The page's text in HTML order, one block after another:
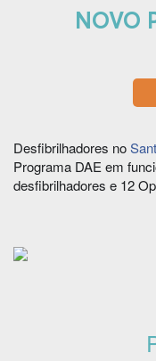
NOVO
Desfibrilhadores no
Programa DAE em
desfibrilhadores e 12